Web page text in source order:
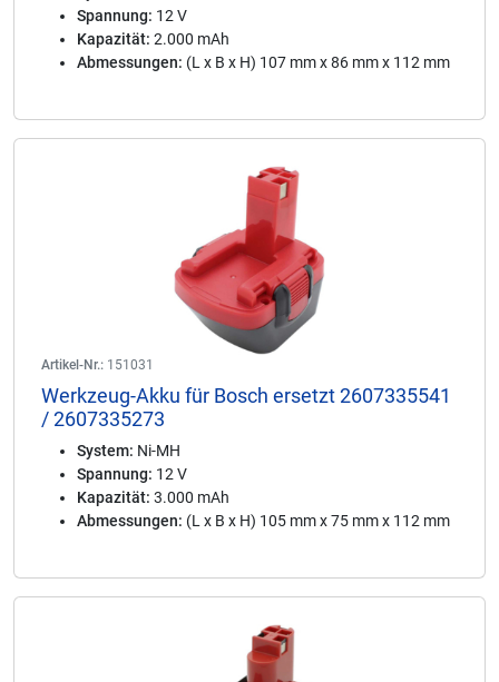
Spannung: 12 V
Kapazität: 2.000 mAh
Abmessungen: (L x B x H) 107 mm x 86 mm x 112 mm
Artikel-Nr.: 151031
Werkzeug-Akku für Bosch ersetzt 2607335541
/ 2607335273
System: Ni-MH
Spannung: 12 V
Kapazität: 3.000 mAh
Abmessungen: (L x B x H) 105 mm x 75 mm x 112 mm